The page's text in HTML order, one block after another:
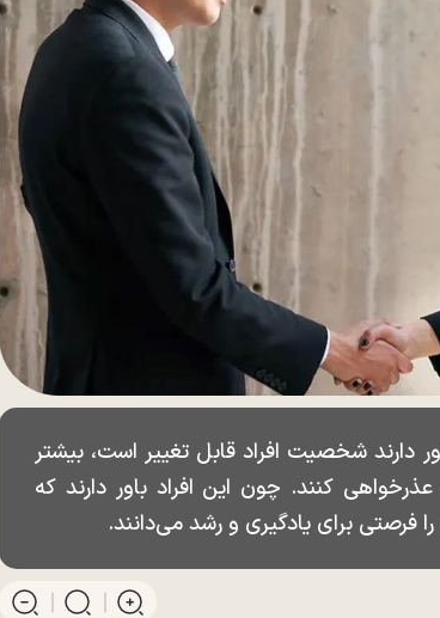
دارند شخصیت افراد قابل تغییر است، بیشتر
کنند. چون این افراد باور دارند که
فرصتی برای یادگیری و رشد می‌دانند.